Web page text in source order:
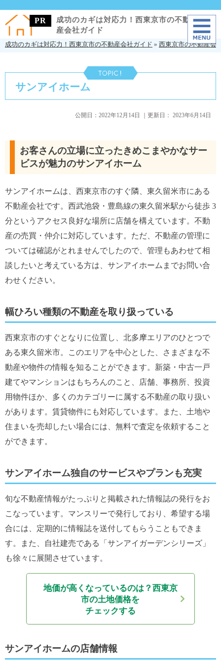
成功のカギは対応力！西東京市の不動
産会社ガイド
成功のカギは対応力！西東京市の不動産会社ガイド » 西東京市の不動産会
サンアイホーム
公開日： 2022年12月14日 ｜更新日： 2023年6月14日
お客さんの立場に立ったきめこまやかなサー
ビスが魅力のサンアイホーム
サンアイホームは、西東京市のすぐ隣、東久留米市にある
不動産会社です。西武池袋・豊島線の東久留米駅から徒歩 3
分というアクセス良好な場所に店舗を構えています。不動
産の売買・仲介に対応しています。ただ、不動産の管理に
ついては確認がとれませんでしたので、管理もあわせて相
談したいと考えている方は、サンアイホームまでお問い合
わせください。
幅ひろい種類の不動産を取り扱っている
西東京市のすぐとなりに位置し、北多摩エリアのひとつで
ある東久留米市。このエリアを中心とした、さまざまな不
動産や物件の情報を知ることができます。新築・中古一戸
建てやマンションはもちろんのこと、店舗、事務所、投資
用物件ほか、多くのカテゴリーに属する不動産の取り扱い
があります。賃貸物件にも対応しています。また、土地や
住まいを売却したい場合には、無料で査定を依頼すること
ができます。
サンアイホーム独自のサービスやプランも充実
旬な不動産情報がたっぷりと掲載された情報誌の発行をお
こなっています。マンスリーで発行しており、希望する場
合には、定期的に情報誌を送付してもらうこともできま
す。また、自社建売である「サンアイガーデンシリーズ」
も徐々に展開させています。
地価が高くなっているのは？ 西東京
市の土地価格を
チェックする
サンアイホームの店舗情報